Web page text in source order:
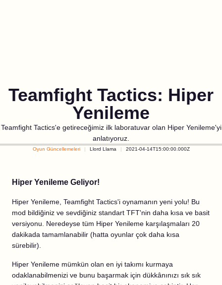
Teamfight Tactics: Hiper
Yenileme
Teamfight Tactics'e getireceğimiz ilk laboratuvar olan Hiper Yenileme'yi
anlatıyoruz.
Oyun Güncellemeleri Llord Llama 2021-04-14T15:00:00.000Z
Hiper Yenileme Geliyor!
Hiper Yenileme, Teamfight Tactics'i oynamanın yeni yolu! Bu
mod bildiğiniz ve sevdiğiniz standart TFT'nin daha kısa ve basit
versiyonu. Neredeyse tüm Hiper Yenileme karşılaşmaları 20
dakikada tamamlanabilir (hatta oyunlar çok daha kısa
sürebilir).
Hiper Yenileme mümkün olan en iyi takımı kurmaya
odaklanabilmenizi ve bunu başarmak için dükkânınızı sık sık